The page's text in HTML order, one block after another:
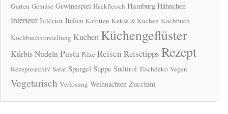
Garten Gemüse Gewinnspiel Hackfleisch Hamburg Hähnchen
Interieur Interior Italien Karotten Kekse & Kuchen Kochbuch
Kochbuchvorstellung Kuchen Küchengeflüster
KürbisNudelnPasta Pilze Reisen Reisetipps Rezept
Rezeptearchiv Salat Spargel Suppe Südtirol Tischdeko Vegan
Vegetarisch Verlosung Weihnachten Zucchini